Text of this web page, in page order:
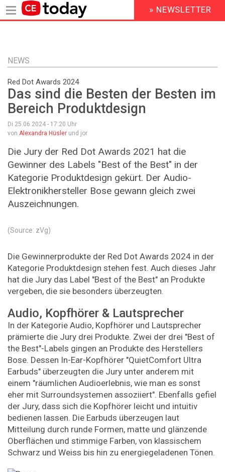
Inhalt
HEADER
MENU
» NEWSLETTER
NEWS
Red Dot Awards 2024
Das sind die Besten der Besten im
Bereich Produktdesign
Di 25.06.2024 - 17:20 Uhr
von Alexandra Hüsler und jor
Die Jury der Red Dot Awards 2021 hat die
Gewinner des Labels "Best of the Best" in der
Kategorie Produktdesign gekürt. Der Audio-
Elektronikhersteller Bose gewann gleich zwei
Auszeichnungen.
(Source: zVg)
Die Gewinnerprodukte der Red Dot Awards 2024 in der
Kategorie Produktdesign stehen fest. Auch dieses Jahr
hat die Jury das Label "Best of the Best" an Produkte
vergeben, die sie besonders überzeugten.
Audio, Kopfhörer & Lautsprecher
In der Kategorie Audio, Kopfhörer und Lautsprecher
prämierte die Jury drei Produkte. Zwei der drei "Best of
the Best"-Labels gingen an Produkte des Herstellers
Bose. Dessen In-Ear-Kopfhörer "QuietComfort Ultra
Earbuds" überzeugten die Jury unter anderem mit
einem "räumlichen Audioerlebnis, wie man es sonst
eher mit Surroundsystemen assoziiert". Ebenfalls gefiel
der Jury, dass sich die Kopfhörer leicht und intuitiv
bedienen lassen. Die Earbuds überzeugen laut
Mitteilung durch runde Formen, matte und glänzende
Oberflächen und stimmige Farben, von klassischem
Schwarz und Weiss bis hin zu energiegeladenen Tönen.